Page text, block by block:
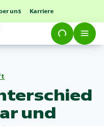
uns Karriere
und